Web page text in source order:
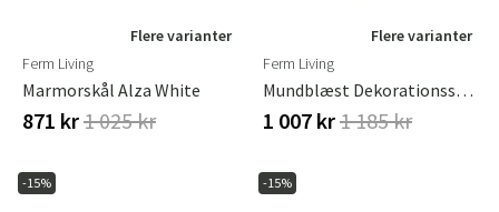
Flere varianter
Ferm Living
Marmorskål Alza White
871 kr1 025 kr
Flere varianter
Ferm Living
Mundblæst Dekorationsskål Alas Large
1 007 kr1 185 kr
-15% -15%